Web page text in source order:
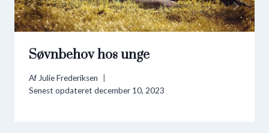
Søvnbehov hos unge
AfJulie Frederiksen
Senest opdateret december 10, 2023